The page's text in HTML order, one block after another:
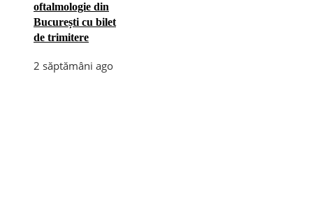
oftalmologie din
București cu bilet
de trimitere
2 săptămâni ago